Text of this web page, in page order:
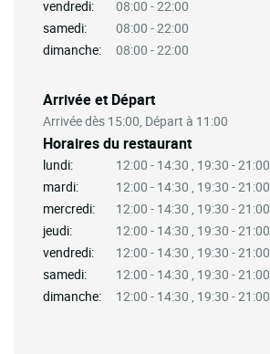
vendredi:
08:00 - 22:00
samedi:
08:00 - 22:00
dimanche:
08:00 - 22:00
Arrivée et Départ
Arrivée dès 15:00, Départ à 11:00
Horaires du restaurant
lundi:
12:00 - 14:30 , 19:30 - 21:00
mardi:
12:00 - 14:30 , 19:30 - 21:00
mercredi:
12:00 - 14:30 , 19:30 - 21:00
jeudi:
12:00 - 14:30 , 19:30 - 21:00
vendredi:
12:00 - 14:30 , 19:30 - 21:00
samedi:
12:00 - 14:30 , 19:30 - 21:00
dimanche:
12:00 - 14:30 , 19:30 - 21:00